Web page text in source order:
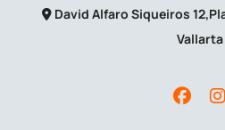
David Alfaro Siqueiros
Vallarta